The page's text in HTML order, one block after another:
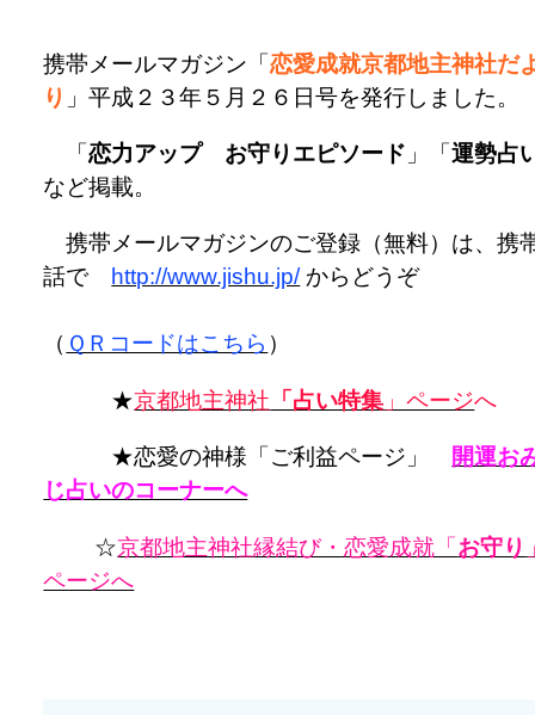
携帯メールマガジン「恋愛成就京都地主神社だ
り 」平成２３年５月２６日号を発行しました。
「恋力アップ お守りエピソード 」「運勢占
など掲載。
携帯メールマガジンのご登録（無料）は、携
話で http://www.jishu.jp/からどうぞ
（ ＱＲコードはこちら ）
★京都地主神社 「占い特集 」ページへ
★恋愛の神様「ご利益ページ」
開運お
じ占いのコーナーへ
☆京都地主神社縁結び・恋愛成就「お守り
ページへ